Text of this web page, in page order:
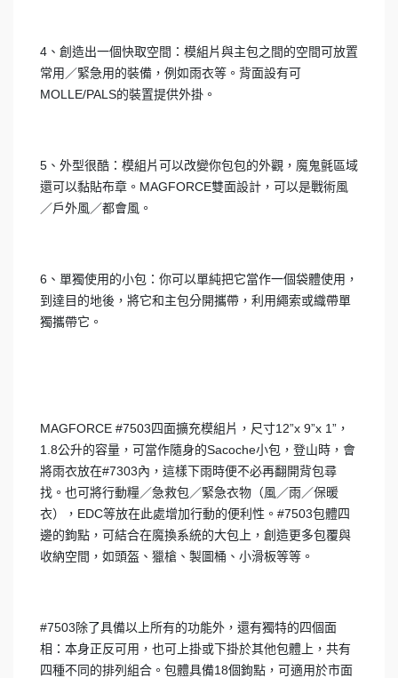
4、創造出一個快取空間：模組片與主包之間的空間可放置
常用／緊急用的裝備，例如雨衣等。背面設有可
MOLLE/PALS的裝置提供外掛。
5、外型很酷：模組片可以改變你包包的外觀，魔鬼氈區域
還可以黏貼布章。MAGFORCE雙面設計，可以是戰術風
／戶外風／都會風。
6、單獨使用的小包：你可以單純把它當作一個袋體使用，
到達目的地後，將它和主包分開攜帶，利用繩索或織帶單
獨攜帶它。
MAGFORCE #7503四面擴充模組片，尺寸12”x 9”x 1”，
1.8公升的容量，可當作隨身的Sacoche小包，登山時，會
將雨衣放在#7303內，這樣下雨時便不必再翻開背包尋
找。也可將行動糧／急救包／緊急衣物（風／雨／保暖
衣），EDC等放在此處增加行動的便利性。#7503包體四
邊的鉤點，可結合在魔換系統的大包上，創造更多包覆與
收納空間，如頭盔、獵槍、製圖桶、小滑板等等。
#7503除了具備以上所有的功能外，還有獨特的四個面
相：本身正反可用，也可上掛或下掛於其他包體上，共有
四種不同的排列組合。包體具備18個鉤點，可適用於市面